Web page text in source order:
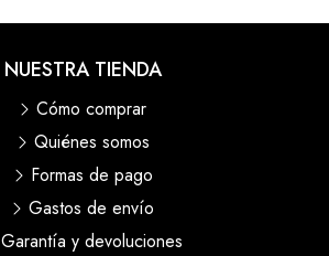
NUESTRA TIENDA
Cómo comprar
Quiénes somos
Formas de pago
Gastos de envío
Garantía y devoluciones